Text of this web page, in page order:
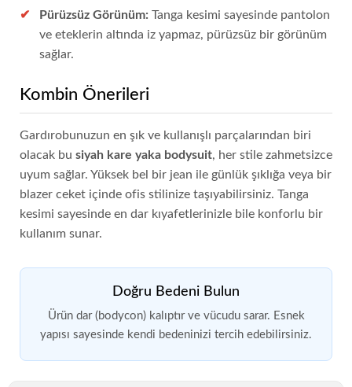
Pürüzsüz Görünüm: Tanga kesimi sayesinde pantolon
ve eteklerin altında iz yapmaz, pürüzsüz bir görünüm
sağlar.
Kombin Önerileri
Gardırobunuzun en şık ve kullanışlı parçalarından biri
olacak bu siyah kare yaka bodysuit, her stile zahmetsizce
uyum sağlar. Yüksek bel bir jean ile günlük şıklığa veya bir
blazer ceket içinde ofis stilinize taşıyabilirsiniz. Tanga
kesimi sayesinde en dar kıyafetlerinizle bile konforlu bir
kullanım sunar.
Doğru Bedeni Bulun
Ürün dar (bodycon) kalıptır ve vücudu sarar. Esnek
yapısı sayesinde kendi bedeninizi tercih edebilirsiniz.